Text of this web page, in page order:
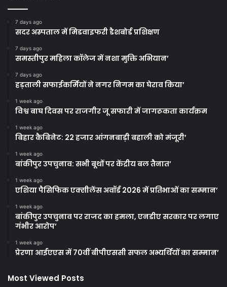
7 days ago
सदर अस्पताल में मिडवाइफरी डैशबोर्ड प्रशिक्षण
7 days ago
समस्तीपुर महिला कॉलेज में नशा मुक्ति अभियान’
7 days ago
हड़ताली सफाईकर्मियों ने नगर निगम का घेराव किया’
1 week ago
विश्व बाघ दिवस पर राजगीर जू सफारी में जागरूकता कार्यक्रम
1 week ago
बिहार कैबिनेट: 22 हजार आंगनबाड़ी बहाली को मंजूरी’
1 week ago
बांकीपुर उपचुनाव: सभी बूथों पर केंद्रीय बल तैनात’
1 week ago
एशिया पैसिफिक एक्सीलेंस अवॉर्ड 2026 में प्रतिभाओं का सम्मान’
1 week ago
बांकीपुर उपचुनाव पर राजद का हमला, एनडीए सरकार पर लगाए
गंभीर आरोप’
1 week ago
प्रेरणा आईएएस में 70वीं बीपीएससी सफल अभ्यर्थियों का सम्मान’
Most Viewed Posts